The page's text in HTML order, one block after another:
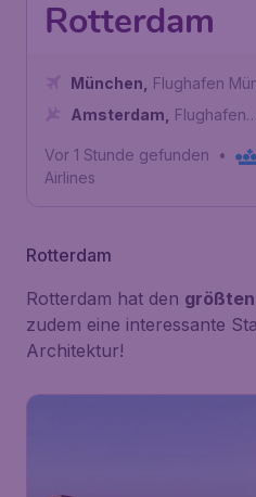
Rotterdam
München
Flughafen
Amsterdam
Flughafen
Vor 1 Stunde gefunden •
Airlines
Rotterdam
Rotterdam hat den
zudem eine interessante
Architektur!